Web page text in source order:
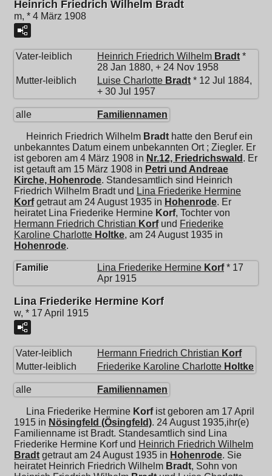
Heinrich Friedrich Wilhelm Bradt
m, * 4 März 1908
Vater-leiblich Heinrich Friedrich Wilhelm Bradt *
28 Jan 1880, + 24 Nov 1958
Mutter-leiblich
Luise Charlotte Bradt * 12 Jul 1884,
+ 30 Jul 1957
alle Familiennamen
Heinrich Friedrich Wilhelm Bradt hatte den Beruf ein
unbekanntes Datum einem unbekannten Ort ; Ziegler. Er
ist geboren am 4 März 1908 in Nr.12, Friedrichswald . Er
ist getauft am 15 März 1908 in Petri und Andreae
Kirche, Hohenrode. Standesamtlich sind Heinrich
Friedrich Wilhelm Bradt und Lina Friederike Hermine
Korfgetraut am 24 August 1935 in Hohenrode. Er
heiratet Lina Friederike Hermine Korf, Tochter von
Hermann Friedrich Christian Korfund Friederike
Karoline Charlotte Holtke, am 24 August 1935 in
Hohenrode.
Familie Lina Friederike Hermine Korf* 17
Apr 1915
Lina Friederike Hermine Korf
w, * 17 April 1915
Vater-leiblich Hermann Friedrich Christian Korf
Mutter-leiblich
Friederike Karoline Charlotte Holtke
alle Familiennamen
Lina Friederike Hermine Korfist geboren am 17 April
1915 in Nösingfeld (Ösingfeld). 24 August 1935,ihr(e)
Familienname ist Bradt. Standesamtlich sind Lina
Friederike Hermine Korf und Heinrich Friedrich Wilhelm
Bradt getraut am 24 August 1935 in Hohenrode. Sie
heiratet Heinrich Friedrich Wilhelm Bradt, Sohn von